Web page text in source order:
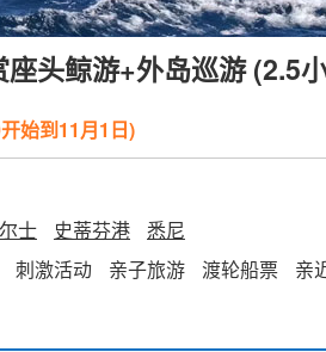
头鲸游+外岛巡游 (2.5
始到11月1日)
士 史蒂芬港
悉尼
刺激活动 亲子旅游 渡轮船票 亲